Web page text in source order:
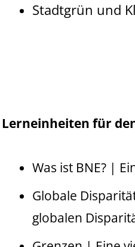
Stadtgrün und
Lerneinheiten für
Was ist BNE? |
Globale
globalen